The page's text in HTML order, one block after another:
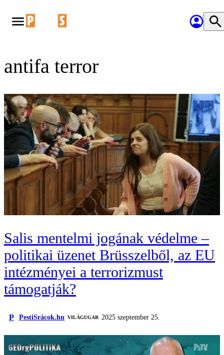
antifa terror
Salis mentelmi jogának védelme –
politikai üzenet Brüsszelből, az EU
intézményei a terrorizmust
támogatják?
P PestiSrácok.hu VILÁGUGAR 2025 szeptember 25.